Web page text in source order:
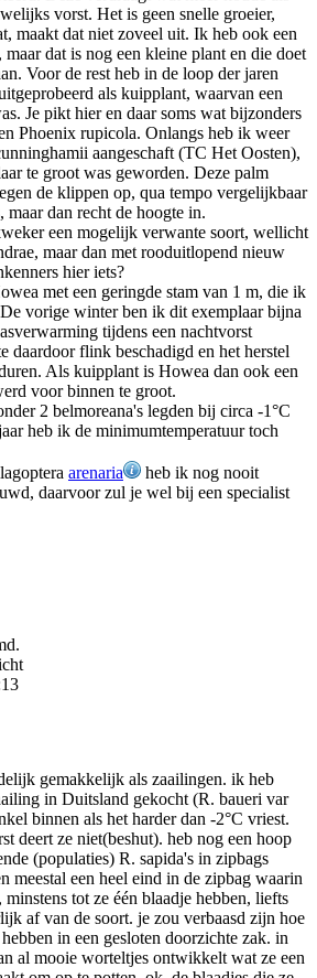
vorst. Het is geen snelle groeier,
maakt dat niet zoveel uit. Ik heb ook een
dat is nog een kleine plant en die doet
Voor de rest heb in de loop der jaren
als kuipplant, waarvan een
Je pikt hier en daar soms wat bijzonders
Phoenix rupicola. Onlangs heb ik weer
aangeschaft (TC Het Oosten),
te groot was geworden. Deze palm
de klippen op, qua tempo vergelijkbaar
maar dan recht de hoogte in.
een mogelijk verwante soort, wellicht
maar dan met rooduitlopend nieuw
hier iets?
met een geringde stam van 1 m, die ik
vorige winter ben ik dit exemplaar bijna
tijdens een nachtvorst
daardoor flink beschadigd en het herstel
Als kuipplant is Howea dan ook een
voor binnen te groot.
2 belmoreana's legden bij circa -1°C
heb ik de minimumtemperatuur toch
arenaria
heb ik nog nooit
daarvoor zul je wel bij een specialist
gemakkelijk als zaailingen. ik heb
in Duitsland gekocht (R. baueri var
binnen als het harder dan -2°C vriest.
deert ze niet(beshut). heb nog een hoop
(populaties) R. sapida's in zipbags
meestal een heel eind in de zipbag waarin
tot ze één blaadje hebben, liefts
af van de soort. je zou verbaasd zijn hoe
in een gesloten doorzichte zak. in
al mooie worteltjes ontwikkelt wat ze een